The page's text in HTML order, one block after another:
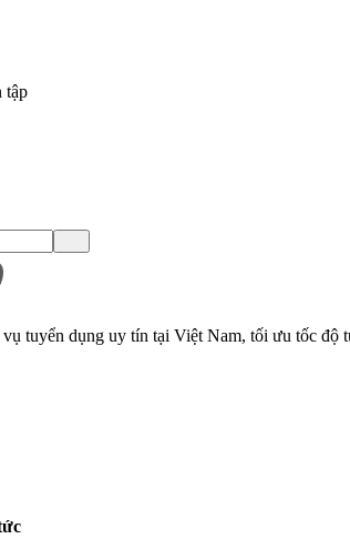
tập
tuyển dụng uy tín tại Việt Nam, tối ưu tốc độ